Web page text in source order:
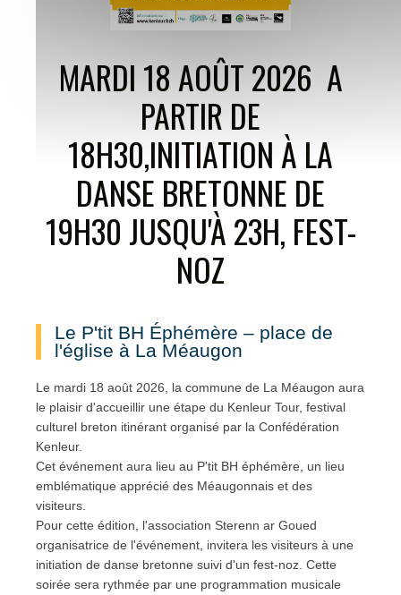
MARDI 18 AOÛT 2026 A
PARTIR DE
18H30,INITIATION À LA
DANSE BRETONNE DE
19H30 JUSQU'À 23H, FEST-
NOZ
Le P'tit BH Éphémère – place de
l'église à La Méaugon
Le mardi 18 août 2026, la commune de La Méaugon aura
le plaisir d'accueillir une étape du Kenleur Tour, festival
culturel breton itinérant organisé par la Confédération
Kenleur.
Cet événement aura lieu au P'tit BH éphémère, un lieu
emblématique apprécié des Méaugonnais et des
visiteurs.
Pour cette édition, l'association Sterenn ar Goued
organisatrice de l'événement, invitera les visiteurs à une
initiation de danse bretonne suivi d'un fest-noz. Cette
soirée sera rythmée par une programmation musicale